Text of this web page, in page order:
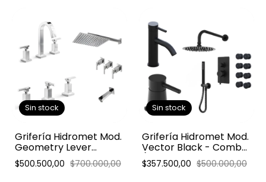
Sin stock
Grifería Hidromet Mod.
Geometry Lever
Cromo - Combo
$500.500,00 $700.000,00
Sin stock
Grifería Hidromet Mod.
Vector Black - Combo
(Ducha 2 vías
escocesa)
$357.500,00 $500.000,00